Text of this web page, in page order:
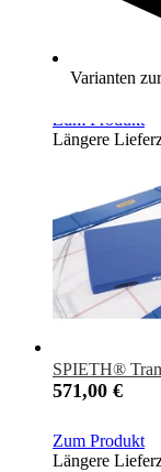
Varianten
Reivo®
2.299,00 €
Zum Produkt
Längere
SPIETH®
571,00 €
Zum Produkt
Längere